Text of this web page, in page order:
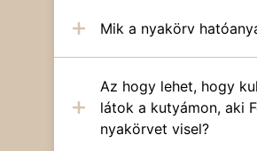
Mik a nyakörv
Az hogy lehet, hogy
látok a kutyámon, aki
nyakörvet visel?